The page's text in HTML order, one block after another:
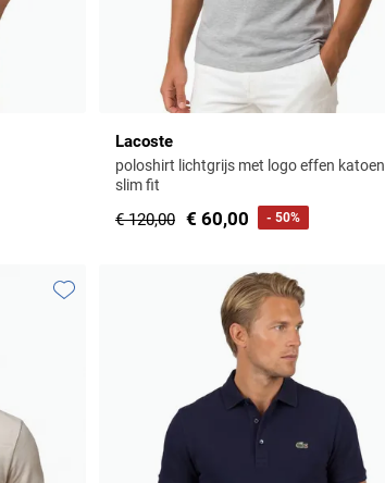
Lacoste
poloshirt lichtgrijs met logo effen katoen
slim fit
€ 120,00 € 60,00 - 50%
Toevoegen aan favorieten